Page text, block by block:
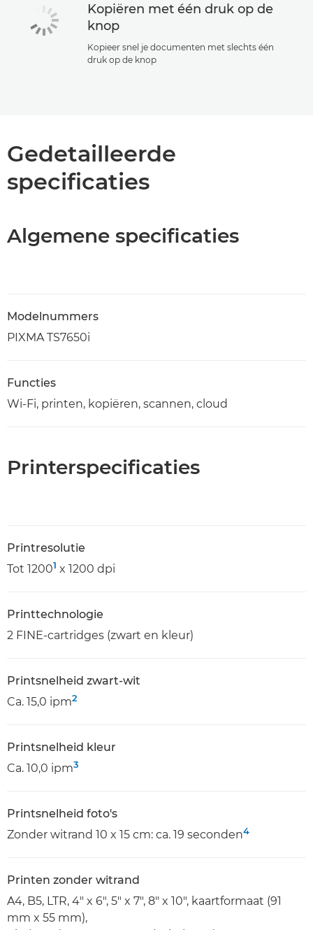
Kopiëren met één druk op de
knop
Kopieer snel je documenten met slechts één
druk op de knop
Gedetailleerde
specificaties
Algemene specificaties
Modelnummers
PIXMA TS7650i
Functies
Wi-Fi, printen, kopiëren, scannen, cloud
Printerspecificaties
Printresolutie
Tot 12001 x 1200 dpi
Printtechnologie
2 FINE-cartridges (zwart en kleur)
Printsnelheid zwart-wit
Ca. 15,0 ipm2
Printsnelheid kleur
Ca. 10,0 ipm3
Printsnelheid foto's
Zonder witrand 10 x 15 cm: ca. 19 seconden4
Printen zonder witrand
A4, B5, LTR, 4" x 6", 5" x 7", 8" x 10", kaartformaat (91
mm x 55 mm),